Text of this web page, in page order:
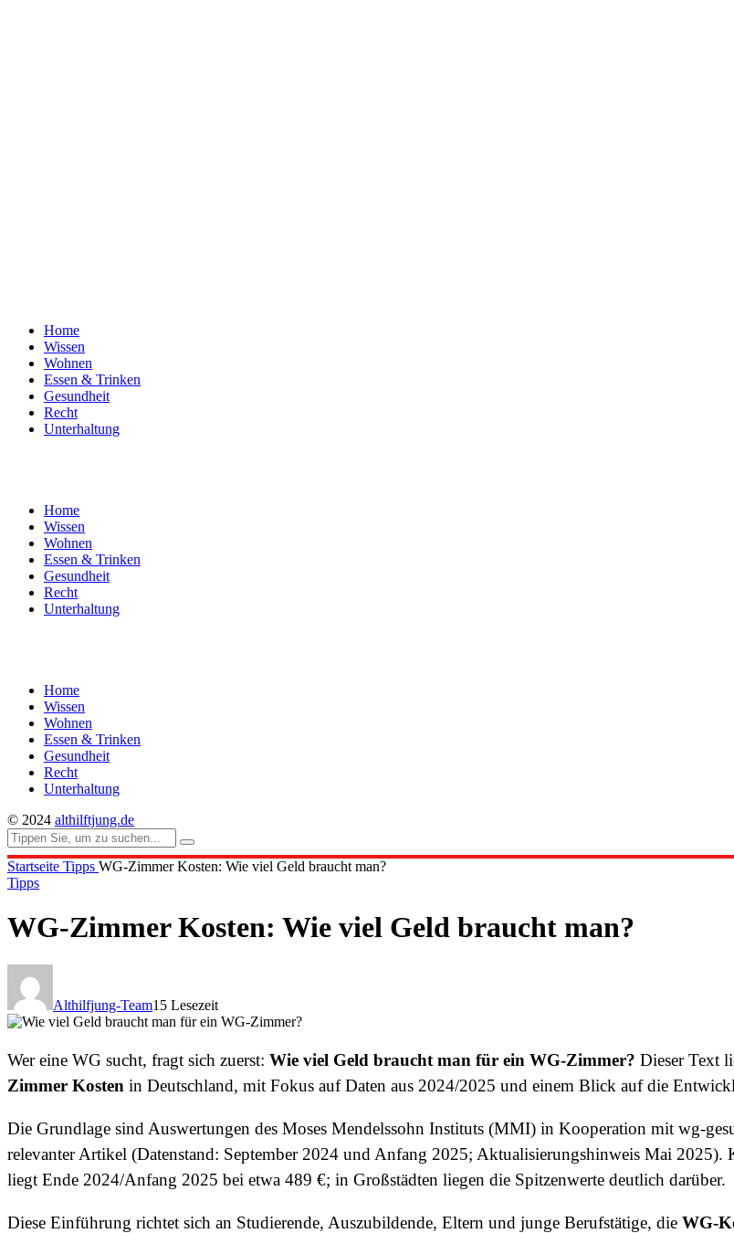
Home
Wissen
Wohnen
Essen & Trinken
Gesundheit
Recht
Unterhaltung
Home
Wissen
Wohnen
Essen & Trinken
Gesundheit
Recht
Unterhaltung
Home
Wissen
Wohnen
Essen & Trinken
Gesundheit
Recht
Unterhaltung
© 2024 althilftjung.de
Startseite Tipps WG-Zimmer Kosten: Wie viel Geld braucht man?
Tipps
WG-Zimmer Kosten: Wie viel Geld braucht man?
Althilfjung-Team15 Lesezeit
Wer eine WG sucht, fragt sich zuerst: Wie viel Geld braucht man für ein WG-Zimmer? Dieser Text
Zimmer Kosten in Deutschland, mit Fokus auf Daten aus 2024/2025 und einem Blick auf die
Die Grundlage sind Auswertungen des Moses Mendelssohn Instituts (MMI) in Kooperation mit wg-
relevanter Artikel (Datenstand: September 2024 und Anfang 2025; Aktualisierungshinweis Mai 2025).
liegt Ende 2024/Anfang 2025 bei etwa 489 €; in Großstädten liegen die Spitzenwerte deutlich darüber.
Diese Einführung richtet sich an Studierende, Auszubildende, Eltern und junge Berufstätige, die WG-